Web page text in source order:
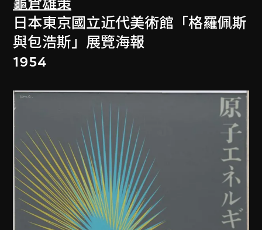
龜倉雄策
日本東京國立近代美術館「格羅佩斯
與包浩斯」展覽海報
1954